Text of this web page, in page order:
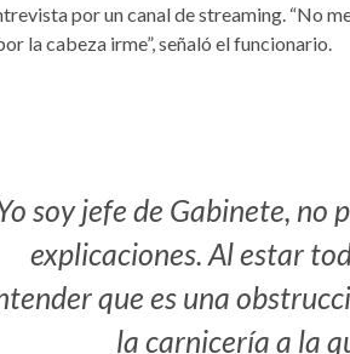
por un canal de streaming. “No
la cabeza irme”, señaló el funcionario.
soy jefe de Gabinete,
explicaciones. Al estar
que es una
la carnicería a la